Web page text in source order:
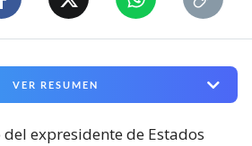
VER RESUMEN
del expresidente de Estados